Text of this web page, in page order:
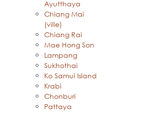
Ayutthaya
Chiang Mai
(ville)
Chiang Rai
Mae Hong Son
Lampang
Sukhothai
Ko Samui Island
Krabi
Chonburi
Pattaya